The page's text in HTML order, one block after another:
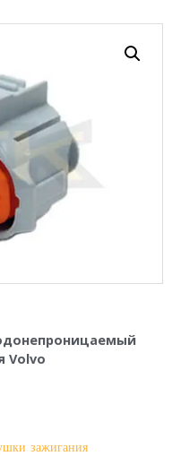
Volvo
зажигания